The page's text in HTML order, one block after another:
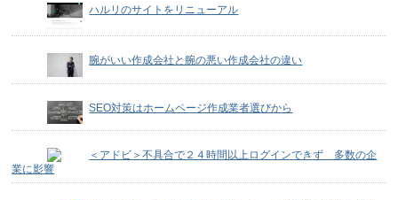
ハルリのサイトをリニューアル
腕がいい作成会社と腕の悪い作成会社の違い
SEO対策はホームページ作成業者選びから
＜アドビ＞不具合で２４時間以上ログインできず 多数の企
業に影響